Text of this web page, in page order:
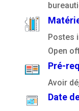
Postes
Open
Pré-
Avoir
Date